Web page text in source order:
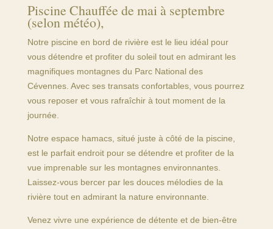
Piscine Chauffée de mai à septembre
(selon météo),
Notre piscine en bord de rivière est le lieu idéal pour
vous détendre et profiter du soleil tout en admirant les
magnifiques montagnes du Parc National des
Cévennes. Avec ses transats confortables, vous pourrez
vous reposer et vous rafraîchir à tout moment de la
journée.
Notre espace hamacs, situé juste à côté de la piscine,
est le parfait endroit pour se détendre et profiter de la
vue imprenable sur les montagnes environnantes.
Laissez-vous bercer par les douces mélodies de la
rivière tout en admirant la nature environnante.
Venez vivre une expérience de détente et de bien-être